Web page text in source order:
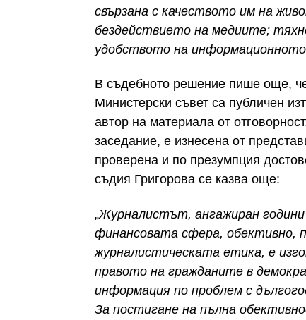
свързана с качеството им на
бездействието на медиите;
удобството на
В съдебното решение пише още,
Министерски съвет са публичен
автор на материала от
заседание, е изнесена от
проверена и по презумпция
съдия Григорова се казва още:
„Журналистът, ангажиран години
финансовата сфера, обективно,
журналистическата етика, е
правото на гражданите в
информация по проблем с
За постигане на пълна